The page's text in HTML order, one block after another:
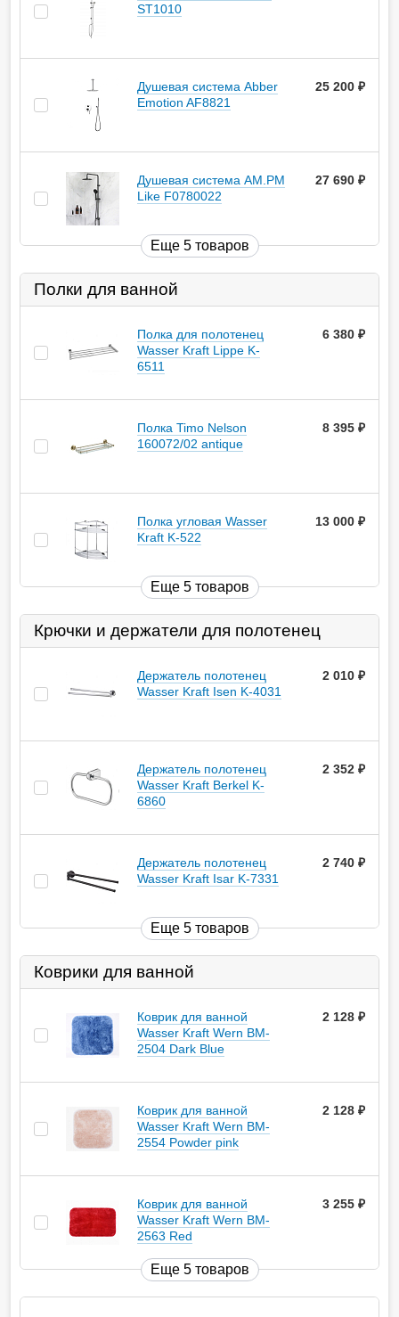
ST1010
Душевая система Abber
Emotion AF8821
25 200
Душевая система AM.PM
Like F0780022
27 690
Еще 5 товаров
Полки для ванной
Полка для полотенец
Wasser Kraft Lippe K-
6511
6 380
Полка Timo Nelson
160072/02 antique
8 395
Полка угловая Wasser
Kraft K-522
13 000
Еще 5 товаров
Крючки и держатели для полотенец
Держатель полотенец
Wasser Kraft Isen K-4031
2 010
Держатель полотенец
Wasser Kraft Berkel K-
6860
2 352
Держатель полотенец
Wasser Kraft Isar K-7331
2 740
Еще 5 товаров
Коврики для ванной
Коврик для ванной
Wasser Kraft Wern BM-
2504 Dark Blue
2 128
Коврик для ванной
Wasser Kraft Wern BM-
2554 Powder pink
2 128
Коврик для ванной
Wasser Kraft Wern BM-
2563 Red
3 255
Еще 5 товаров